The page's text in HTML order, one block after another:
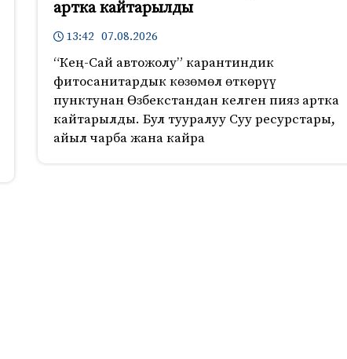
артка кайтарылды
13:42 07.08.2026
“Кең-Сай автожолу” карантиндик
фитосанитардык көзөмөл өткөрүү
пунктунан Өзбекстандан келген пияз артка
кайтарылды. Бул тууралуу Суу ресурстары,
айыл чарба жана кайра